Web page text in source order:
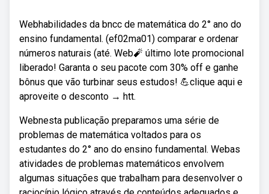
Webhabilidades da bncc de matemática do 2° ano do
ensino fundamental. (ef02ma01) comparar e ordenar
números naturais (até. Web🧨 último lote promocional
liberado! Garanta o seu pacote com 30% off e ganhe
bônus que vão turbinar seus estudos! 💪clique aqui e
aproveite o desconto → htt.
Webnesta publicação preparamos uma série de
problemas de matemática voltados para os
estudantes do 2° ano do ensino fundamental. Webas
atividades de problemas matemáticos envolvem
algumas situações que trabalham para desenvolver o